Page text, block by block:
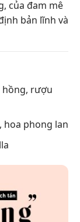
của đam mê
bản lĩnh và
hồng, rượu
hoa phong lan